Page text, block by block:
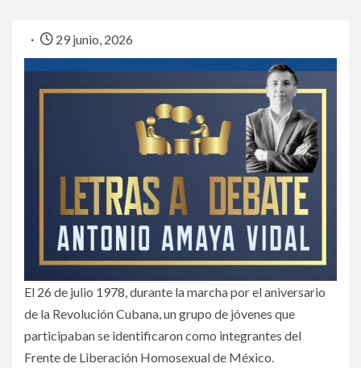
29 junio, 2026
El 26 de julio 1978, durante la marcha por el aniversario
de la Revolución Cubana, un grupo de jóvenes que
participaban se identificaron como integrantes del
Frente de Liberación Homosexual de México.